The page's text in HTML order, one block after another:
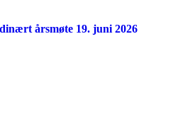
årsmøte 19. juni 2026